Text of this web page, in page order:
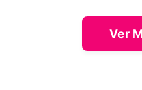
Ver